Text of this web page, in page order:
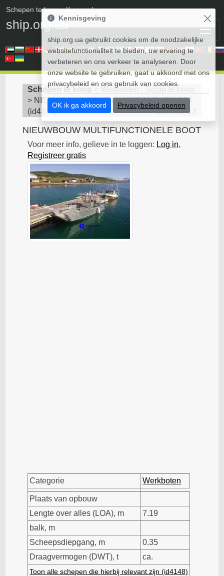
Schepen te koop• Koop schepen
ship.org.ua
Schepen te koop
Werkboten - Schip te koop
> NIEUWBOUW MULTIFUNCTIONELE BOOT
(id4148) 2020-05-13
NIEUWBOUW MULTIFUNCTIONELE BOOT
Voor meer info, gelieve in te loggen: Log in,
Registreer gratis
Categorie Werkboten
Plaats van opbouw
Lengte over alles (LOA), m
7.19
balk, m
Scheepsdiepgang, m
0.35
Draagvermogen (DWT), t
ca.
Toon alle schepen die hierbij relevant zijn (id4148)
Kennisgeving
ship.org.ua gebruikt cookies om de noodzakelijke
websitefunctionaliteit te bieden, uw ervaring te
verbeteren en ons verkeer te analyseren. Door
onze website te gebruiken, gaat u akkoord met ons
privacybeleid en ons gebruik van cookies.
OK ik ga akkoord Privacybeleid openen